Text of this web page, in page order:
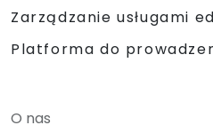
Zarządzanie usługami
Platforma do
O nas